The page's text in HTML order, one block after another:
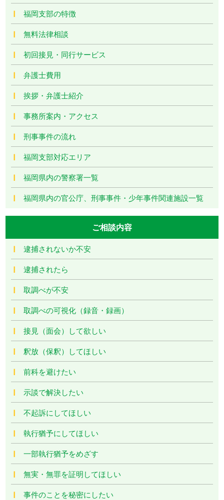
福岡支部の特徴
無料法律相談
初回接見・同行サービス
弁護士費用
挨拶・弁護士紹介
事務所案内・アクセス
刑事事件の流れ
福岡支部対応エリア
福岡県内の警察署一覧
福岡県内の官公庁、刑事事件・少年事件関連施設一覧
ご相談内容
逮捕されないか不安
逮捕されたら
取調べが不安
取調べの可視化（録音・録画）
接見（面会）して欲しい
釈放（保釈）してほしい
前科を避けたい
示談で解決したい
不起訴にしてほしい
執行猶予にしてほしい
一部執行猶予をめざす
無実・無罪を証明してほしい
事件のことを秘密にしたい